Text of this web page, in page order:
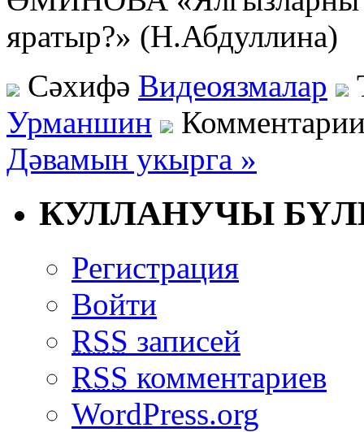
яратыр?» (Н.Абдуллина)
Сәхифә Видеоязмалар
Урманшин
Дәвамын укырга »
КУЛЛАНУЧЫ
Регистрация
Войти
RSS записей
RSS комментариев
WordPress.org